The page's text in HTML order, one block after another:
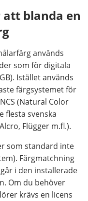
blanda en
används
som för digitala
Istället används
färgsystemet för
(Natural Color
flesta svenska
Flügger m.fl.).
som standard inte
Färgmatchning
i den installerade
Om du behöver
krävs en licens